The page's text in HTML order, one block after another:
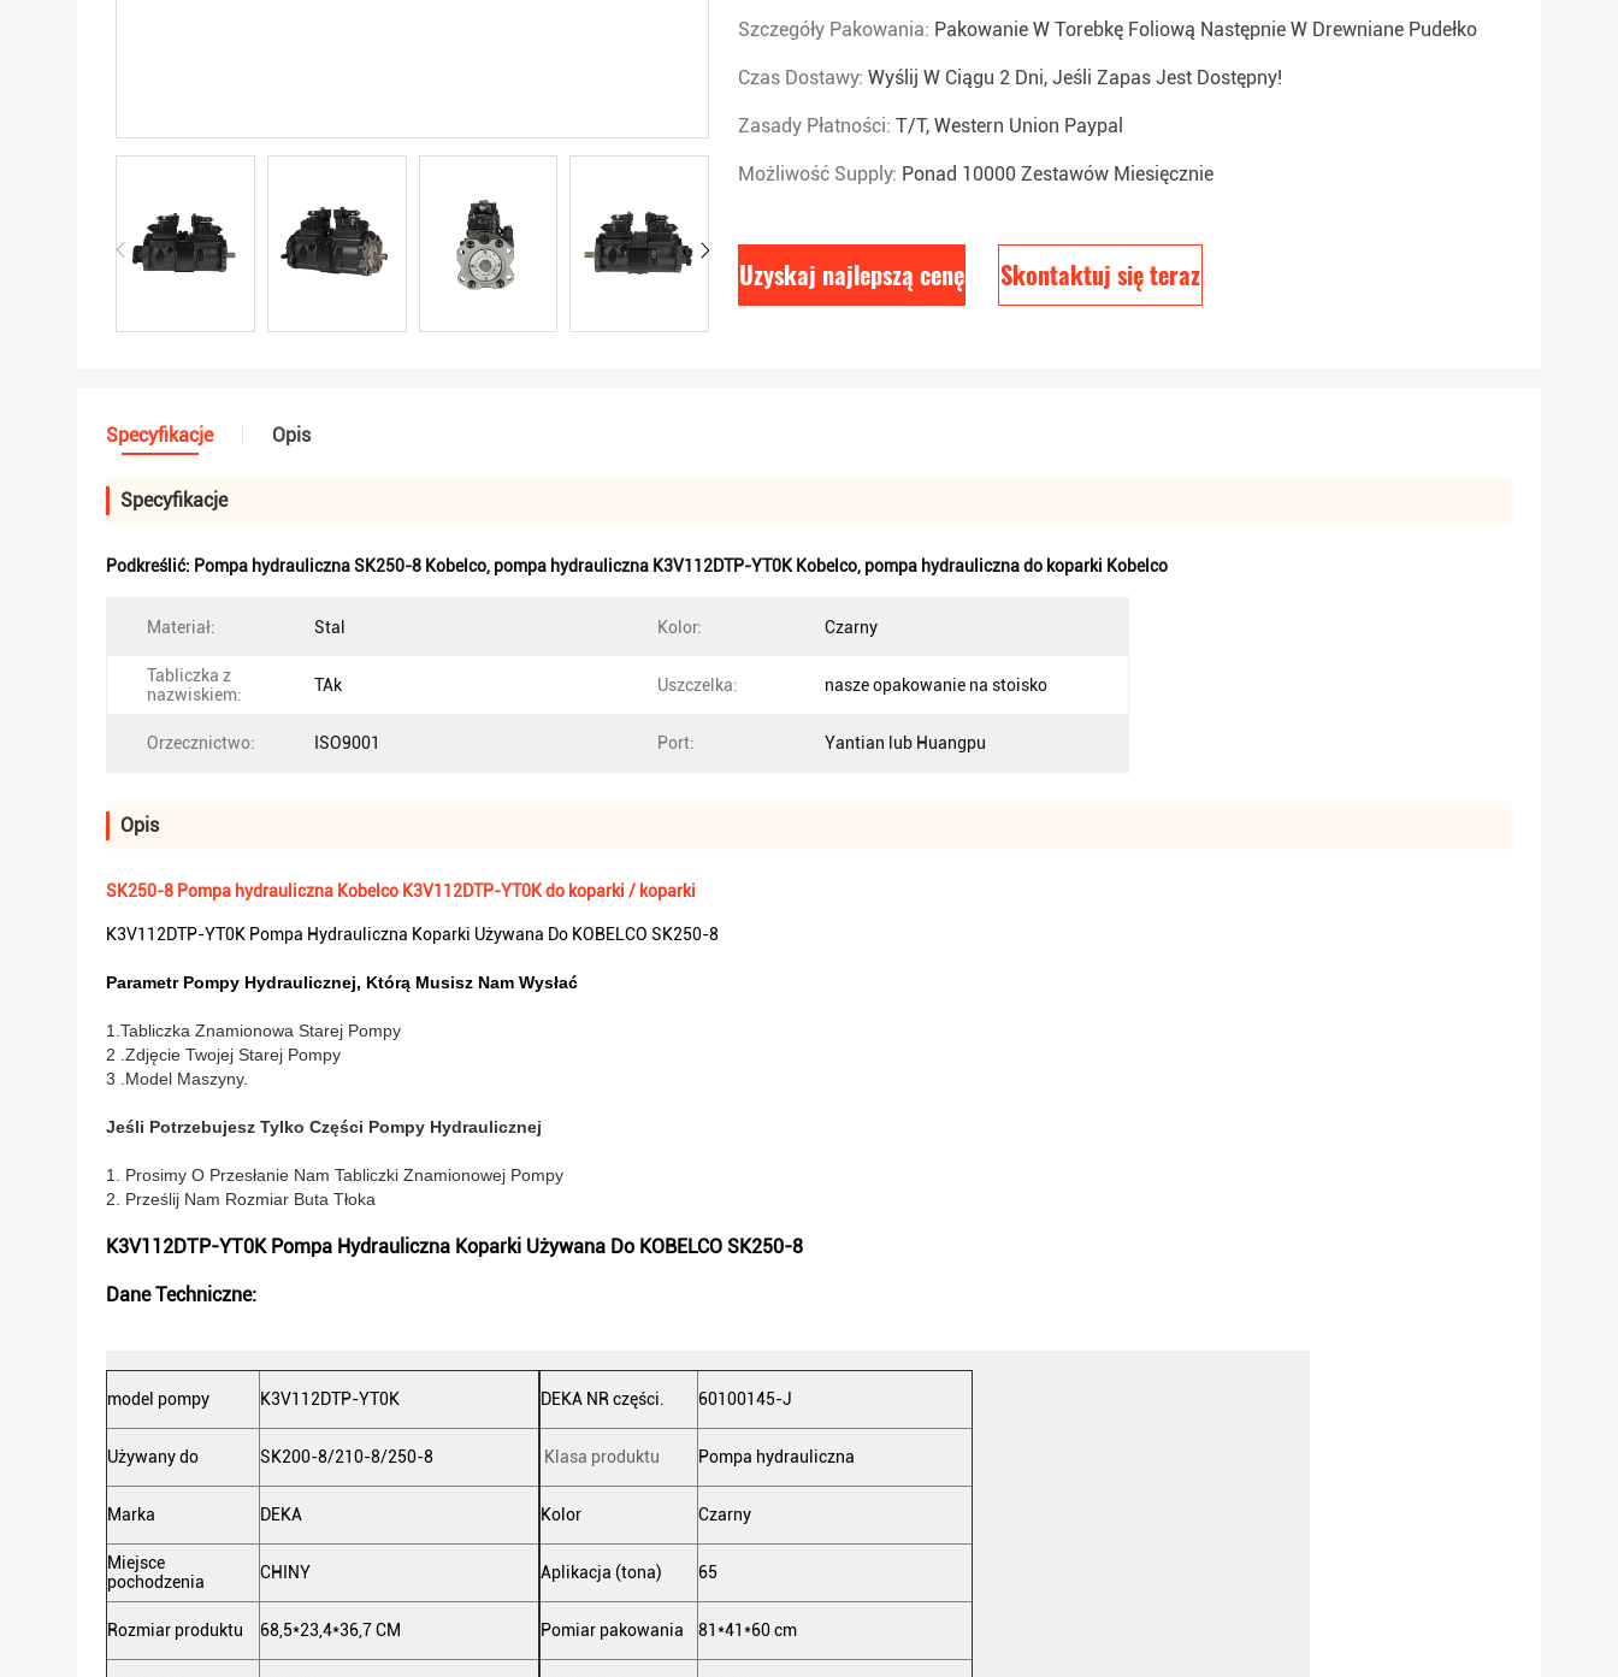
Szczegóły Pakowania: Pakowanie W Torebkę Foliową Następnie W Drewniane Pudełko
Czas Dostawy: Wyślij W Ciągu 2 Dni, Jeśli Zapas Jest Dostępny!
Zasady Płatności: T/T, Western Union Paypal
Możliwość Supply: Ponad 10000 Zestawów Miesięcznie
Uzyskaj najlepszą cenę Skontaktuj się teraz
Specyfikacje Opis
Specyfikacje
Podkreślić: Pompa hydrauliczna SK250-8 Kobelco, pompa hydrauliczna K3V112DTP-YT0K Kobelco, pompa hydrauliczna do koparki Kobelco
Materiał: Stal Kolor: Czarny
Tabliczka z
nazwiskiem:
TAk Uszczelka: nasze opakowanie na stoisko
Orzecznictwo: ISO9001 Port: Yantian lub Huangpu
Opis
SK250-8 Pompa hydrauliczna Kobelco K3V112DTP-YT0K do koparki / koparki
K3V112DTP-YT0K Pompa Hydrauliczna Koparki Używana Do KOBELCO SK250-8
Parametr Pompy Hydraulicznej, Którą Musisz Nam Wysłać
1.Tabliczka Znamionowa Starej Pompy
2 .Zdjęcie Twojej Starej Pompy
3 .Model Maszyny.
Jeśli Potrzebujesz Tylko Części Pompy Hydraulicznej
1. Prosimy O Przesłanie Nam Tabliczki Znamionowej Pompy
2. Prześlij Nam Rozmiar Buta Tłoka
K3V112DTP-YT0K Pompa Hydrauliczna Koparki Używana Do KOBELCO SK250-8
Dane Techniczne:
model pompy K3V112DTP-YT0K
Używany do SK200-8/210-8/250-8
Marka DEKA
Miejsce
pochodzenia
CHINY
Rozmiar produktu 68,5*23,4*36,7 CM
DEKA NR części. 60100145-J
Klasa produktu Pompa hydrauliczna
Kolor Czarny
Aplikacja (tona) 65
Pomiar pakowania 81*41*60 cm